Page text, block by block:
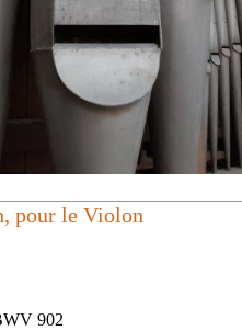
pour le Violon
902